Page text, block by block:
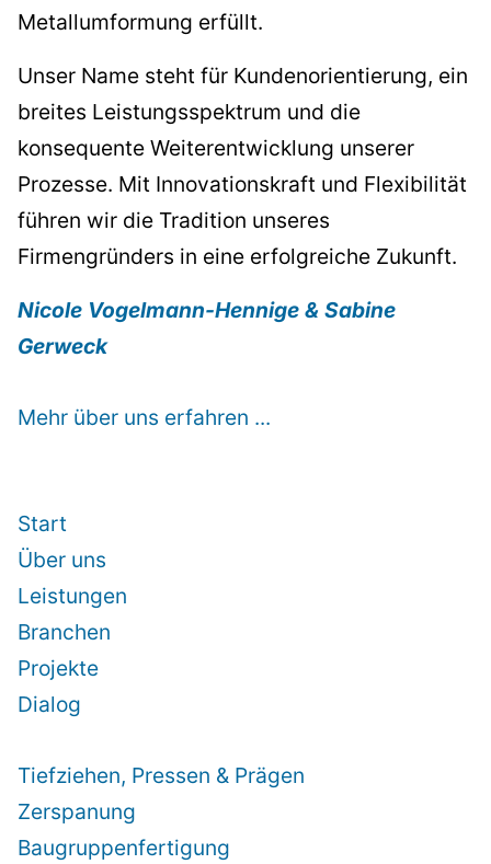
Metallumformung erfüllt.
Unser Name steht für Kundenorientierung, ein
breites Leistungsspektrum und die
konsequente Weiterentwicklung unserer
Prozesse. Mit Innovationskraft und Flexibilität
führen wir die Tradition unseres
Firmengründers in eine erfolgreiche Zukunft.
Nicole Vogelmann-Hennige & Sabine
Gerweck
Mehr über uns erfahren ...
Start
Über uns
Leistungen
Branchen
Projekte
Dialog
Tiefziehen, Pressen & Prägen
Zerspanung
Baugruppenfertigung